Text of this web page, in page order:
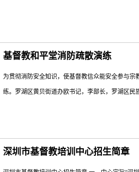
姊妹，请在“莲塘街道办”站下车，有罗湖堂义工
弟兄姊妹配搭服事。愿神记念大家的付出！★基督教
本堂从9月22起所有聚会全部暂停，直至楼梯复原
通告。 请为和平堂教
基督教和平堂消防疏散演练
为贯彻消防安全知识，使基督教信众能安全参与
练。罗湖区黄贝街道办欧书记，李部长，罗湖区
场参加指导疏散演练工作。 杨国杰弟兄主持本次
下有序的离开现场。 疏散人群 迅速离开现场
练后，共同商讨，并听取反应和意见。 大家一起
深圳市基督教培训中心招生简章